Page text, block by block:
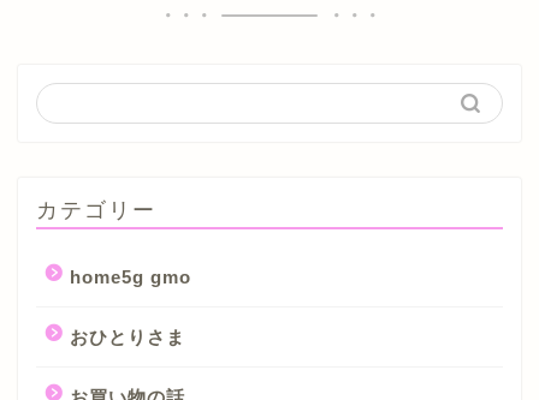
カテゴリー
home5g gmo
おひとりさま